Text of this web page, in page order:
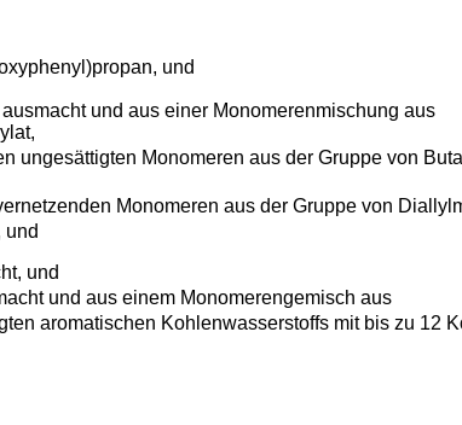
und
und aus einer Monomerenmischung aus
ungesättigten Monomeren aus der Gruppe von
Monomeren aus der Gruppe von
und
und
und aus einem Monomerengemisch aus
aromatischen Kohlenwasserstoffs mit bis zu 12